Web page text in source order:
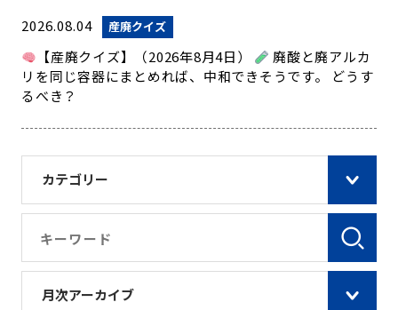
カテゴリー
月次アーカイブ
2026.08.04 産廃クイズ
【産廃クイズ】（2026年8月4日）
廃酸と廃アルカ
リを同じ容器にまとめれば、中和できそうです。 どうす
るべき？